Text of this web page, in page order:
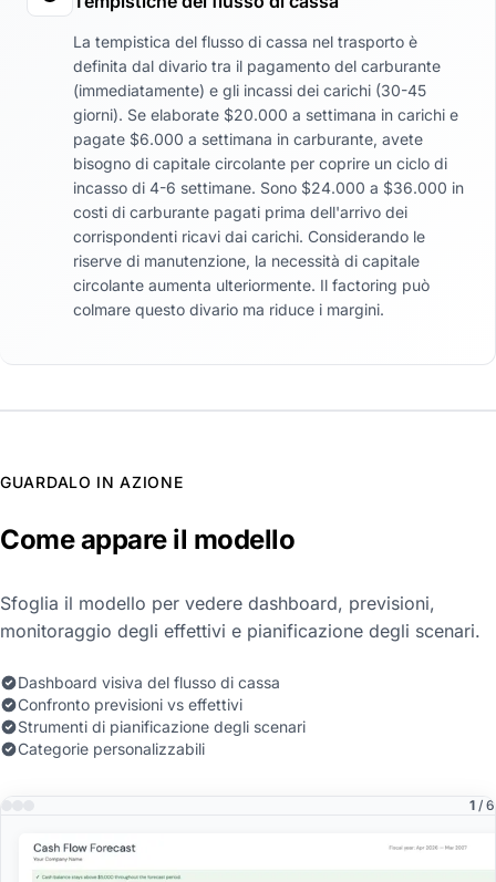
La tempistica del flusso di cassa nel trasporto è
definita dal divario tra il pagamento del carburante
(immediatamente) e gli incassi dei carichi (30-45
giorni). Se elaborate $20.000 a settimana in carichi e
pagate $6.000 a settimana in carburante, avete
bisogno di capitale circolante per coprire un ciclo di
incasso di 4-6 settimane. Sono $24.000 a $36.000 in
costi di carburante pagati prima dell'arrivo dei
corrispondenti ricavi dai carichi. Considerando le
riserve di manutenzione, la necessità di capitale
circolante aumenta ulteriormente. Il factoring può
colmare questo divario ma riduce i margini.
GUARDALO IN AZIONE
Come appare il modello
Sfoglia il modello per vedere dashboard, previsioni,
monitoraggio degli effettivi e pianificazione degli scenari.
Dashboard visiva del flusso di cassa
Confronto previsioni vs effettivi
Strumenti di pianificazione degli scenari
Categorie personalizzabili
1 / 6